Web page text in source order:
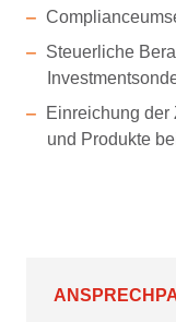
Steuerliche
Einreichung der
und Produkte